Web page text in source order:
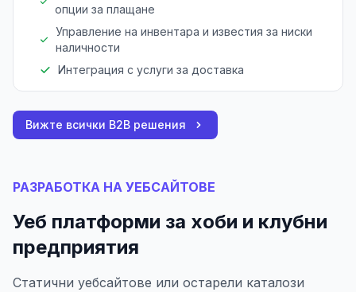
опции за плащане
Управление на инвентара и известия за ниски
наличности
Интеграция с услуги за доставка
Вижте всички B2B решения
РАЗРАБОТКА НА УЕБСАЙТОВЕ
Уеб платформи за хоби и клубни
предприятия
Статични уебсайтове или остарели каталози